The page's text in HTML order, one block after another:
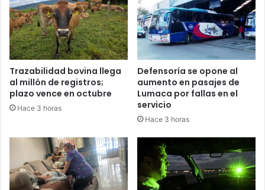
Trazabilidad bovina llega
al millón de registros;
plazo vence en octubre
Hace 3 horas
Defensoría se opone al
aumento en pasajes de
Lumaca por fallas en el
servicio
Hace 3 horas